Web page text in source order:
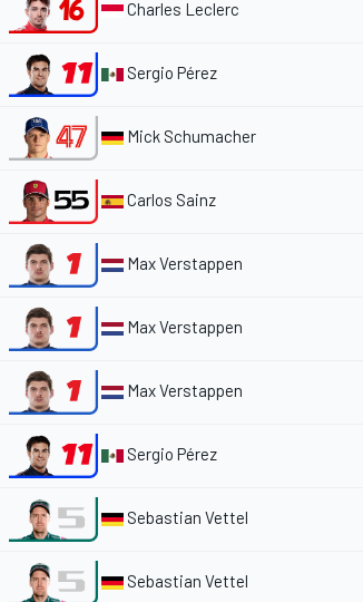
Charles Leclerc
Sergio Pérez
Mick Schumacher
Carlos Sainz
Max Verstappen
Max Verstappen
Max Verstappen
Sergio Pérez
Sebastian Vettel
Sebastian Vettel